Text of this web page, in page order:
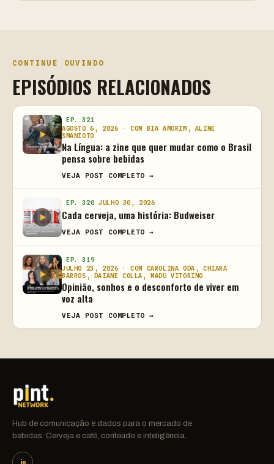
CONTINUE OUVINDO
EPISÓDIOS RELACIONADOS
EP. 321
AGOSTO 6, 2026 · COM BIA AMORIM, ALINE
SMANIOTO
Na Língua: a zine que quer mudar como o Brasil
pensa sobre bebidas
VEJA POST COMPLETO →
EP. 320 JULHO 30, 2026
Cada cerveja, uma história: Budweiser
VEJA POST COMPLETO →
EP. 319
JULHO 23, 2026 · COM CAROLINA ODA, CHIARA
BARROS, DAIANE COLLA, MADU VITORINO
Opinião, sonhos e o desconforto de viver em
voz alta
VEJA POST COMPLETO →
Hub de comunicação e dados para o mercado de
bebidas. Cerveja e café, conteúdo e inteligência.